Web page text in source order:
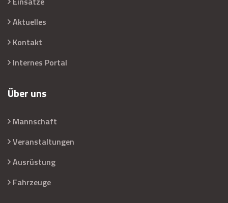
Aktuelles
Kontakt
Internes Portal
Über uns
Mannschaft
Veranstaltungen
Ausrüstung
Fahrzeuge